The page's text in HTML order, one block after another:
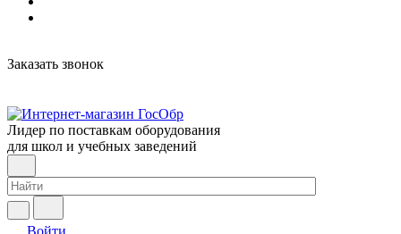
Заказать звонок
Лидер по поставкам оборудования
для школ и учебных заведений
Войти